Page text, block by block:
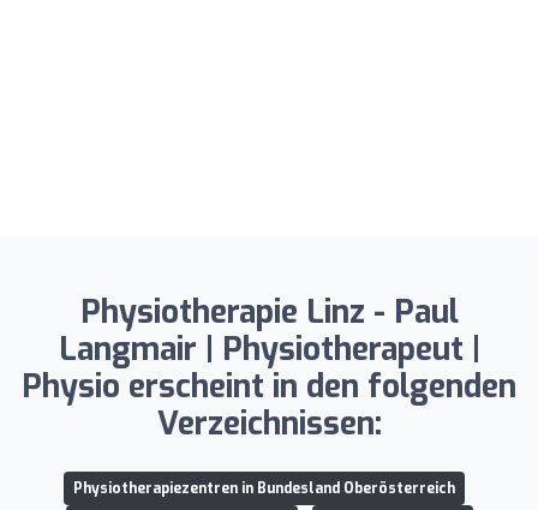
Physiotherapie Linz - Paul
Langmair | Physiotherapeut |
Physio erscheint in den folgenden
Verzeichnissen:
Physiotherapiezentren in Bundesland Oberösterreich